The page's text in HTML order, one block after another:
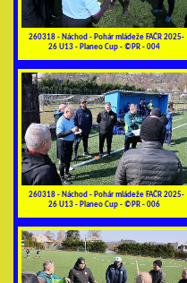
260318 - Náchod - Pohár mládeže FAČR 2025-
26 U13 - Planeo Cup - ©PR - 004
260318 - Náchod - Pohár mládeže FAČR 2025-
26 U13 - Planeo Cup - ©PR - 006